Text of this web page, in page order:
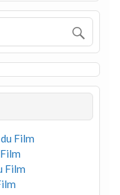
Film
Film